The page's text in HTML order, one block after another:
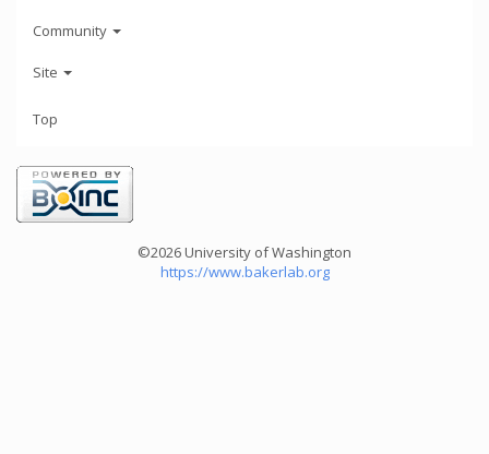
Community
Site
Top
©2026 University of Washington
https://www.bakerlab.org